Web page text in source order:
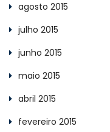
agosto 2015
julho 2015
junho 2015
maio 2015
abril 2015
fevereiro 2015